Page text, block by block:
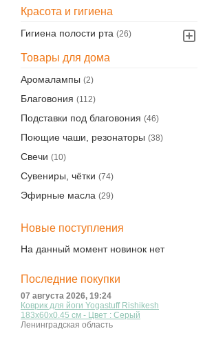
Красота и гигиена
Гигиена полости рта (26)
Товары для дома
Аромалампы (2)
Благовония (112)
Подставки под благовония (46)
Поющие чаши, резонаторы (38)
Свечи (10)
Сувениры, чётки (74)
Эфирные масла (29)
Новые поступления
На данный момент новинок нет
Последние покупки
07 августа 2026, 19:24
Коврик для йоги Yogastuff Rishikesh
183x60х0.45 см - Цвет : Серый
Ленинградская область